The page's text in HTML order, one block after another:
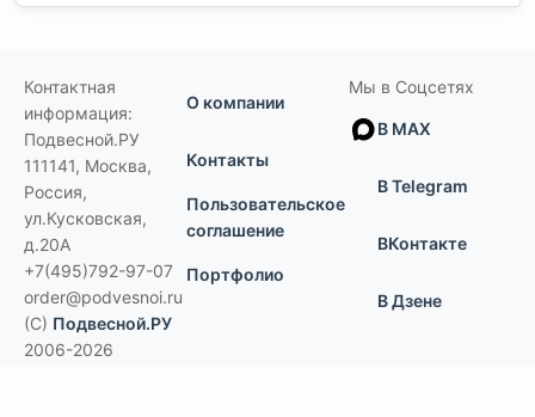
Контактная
информация:
Подвесной.РУ
111141, Москва,
Россия,
ул.Кусковская,
д.20А
+7(495)792-97-07
order@podvesnoi.ru
(C) Подвесной.РУ
2006-2026
О компании
Контакты
Пользовательское
соглашение
Портфолио
Мы в Соцсетях
В MAX
В Telegram
ВКонтакте
В Дзене